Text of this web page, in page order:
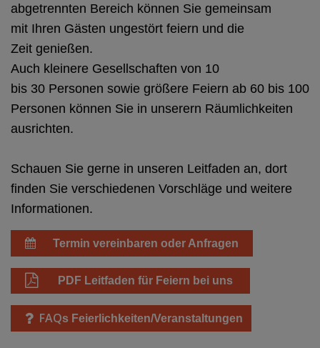
abgetrennten Bereich können Sie gemeinsam
mit Ihren Gästen ungestört feiern und die
Zeit genießen.
Auch kleinere Gesellschaften von 10
bis 30 Personen sowie größere Feiern ab 60 bis 100
Personen können Sie in unserern Räumlichkeiten
ausrichten.
Schauen Sie gerne in unseren Leitfaden an, dort
finden Sie verschiedenen Vorschläge und weitere
Informationen.
Termin vereinbaren oder Anfragen
PDF Leitfaden für Feiern bei uns
FAQs Feierlichkeiten/Veranstaltungen